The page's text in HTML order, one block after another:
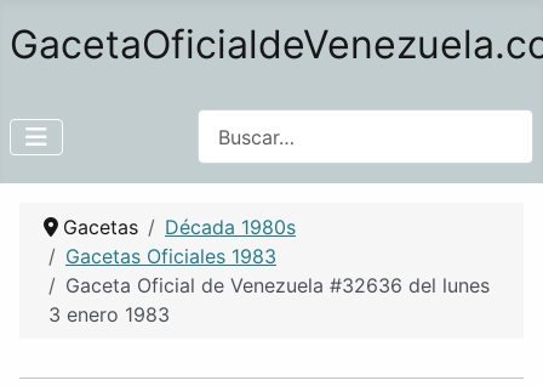
Gacetas
Década 1980s
Gacetas Oficiales 1983
Gaceta Oficial de Venezuela #32636 del lunes
3 enero 1983